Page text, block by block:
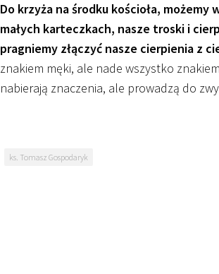
Do krzyża na środku kościoła,
małych karteczkach, nasze troski i
pragniemy złączyć nasze cierpienia z
znakiem męki, ale nade wszystko
nabierają znaczenia, ale prowadzą do
ks. Tomasz Gospodaryk